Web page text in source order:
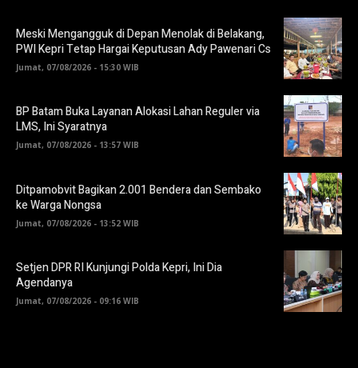
Meski Mengangguk di Depan Menolak di Belakang,
PWI Kepri Tetap Hargai Keputusan Ady Pawenari Cs
Jumat, 07/08/2026 - 15:30 WIB
BP Batam Buka Layanan Alokasi Lahan Reguler via
LMS, Ini Syaratnya
Jumat, 07/08/2026 - 13:57 WIB
Ditpamobvit Bagikan 2.001 Bendera dan Sembako
ke Warga Nongsa
Jumat, 07/08/2026 - 13:52 WIB
Setjen DPR RI Kunjungi Polda Kepri, Ini Dia
Agendanya
Jumat, 07/08/2026 - 09:16 WIB